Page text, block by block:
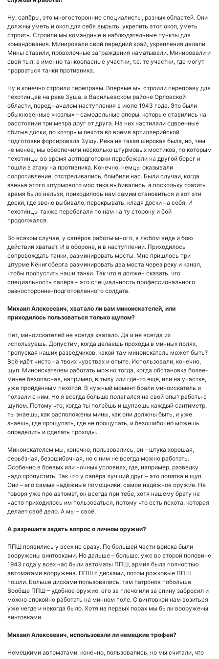
Ну, сапёры, это многосторонние специалисты, разных областей. Они
должны уметь и окоп для себя вырыть, укрепить этот окоп, уметь
строить. Строили мы командные и наблюдательные пункты для
командования. Минировали свой передний край, укрепления делали.
Мины ставили, проволочные заграждения наматывали. Минировали и
свой тыл, а именно танкоопасные участки, т.е. те участки, где могут
прорваться танки противника.
Ну и конечно строили переправы. Впервые мы строили переправу для
пехотинцев на реке Зуша, в Васильевском районе Орловской
области, перед началом наступления в июле 1943 года. Это были
обыкновенные «козлы» – самодельные опоры, которые ставились на
расстоянии три метра друг от друга. На них настилали сдвоенные
сбитые доски, по которым пехота во время артиллерийской
подготовки форсировала Зушу. Река не такая широкая была, но, тем
не менее, мы обеспечили несколько штурмовых мостиков, по которым
пехотинцы во время артподготовки перебежали на другой берег и
пошли в атаку на противника. Конечно, немцы оказывали
сопротивление, отстреливались, бомбили нас. Были случаи, когда
звенья этого штурмового мос тика выбивались, а поскольку тратить
время было нельзя, приходилось нам самим становиться и вот эти
доски, где звено выбивало, перекрывать, кладя доски на себя. И
пехотинцы также перебегали по нам на ту сторону и бой
продолжался.
Во всяком случае, у сапёров работы много, в любом виде и бою
действий хватает. И в обороне, и в наступлении. Приходилось
сопровождать танки, разминировать мосты. Мне пришлось при
штурме Кёнигсберга разминировать два моста через реку и канал,
чтобы пропустить наши танки. Так что я должен сказать, что
специальность сапёра – это специальность профессионального
разносторонне-подготовленного солдата.
Михаил Алексеевич, хватало ли вам миноискателей, или
приходилось пользоваться только щупом?
Нет, миноискателей не всегда хватало. Да и не всегда их
используешь. Допустим, когда делаешь проходы в минных полях,
пропуская наших разведчиков, какой там миноискатель может быть?
Всё идёт чисто на твоих чувствах и опыте. Использовали, конечно,
щуп. Миноискателем работать можно тогда, когда обстановка более-
менее безопасная, например, в тылу или где-то ещё, или на участке,
уже пройдённым пехотой. В нужный момент брали миноискатель и
ползали с ним. Но я всегда больше полагался на свой опыт работы с
щупом. Потому что, когда ты ползёшь и щупаешь каждый сантиметр,
ты знаешь, как расположены мины, как они должны быть, и уже
знаешь, где прощупать, где не прощупать, и безошибочно можешь
определить и сделать проходы.
Миноискателем мы, конечно, пользовались, он – штука хорошая,
серьёзная, безошибочная, но с ним не всегда можно работать.
Особенно в боевых или ночных условиях, где, например, разведку
надо пропустить. Так что у сапёра лучший друг – это лопатка и щуп.
Они – его самые надёжные помощники, самое надёжное оружие. Не
говоря уже про автомат, он всегда при тебе, хотя нашему брату не
часто приходилось им пользоваться, потому что есть пехота, которая
делает своё дело. А мы – своё.
А разрешите задать вопрос о личном оружии?
ППШ появились у всех не сразу. По большей части войска были
вооружены винтовками. Но дальше – больше: уже во второй половине
1943 года у всех нас были автоматы ППШ, армия была полностью
автоматами вооружена. ППШ с дисками, потом рожковые ППШ
пошли. Больше дисками пользовались, там патронов побольше.
Вообще ППШ – удобное оружие, его за плечо или за спину забросил и
можно спокойно работать на минном поле. С винтовкой нам возиться
уже негде и некогда было. Хотя на первых порах мы были вооружены
винтовками.
Михаил Алексеевич, использовали ли немецкие трофеи?
Немецкими автоматами, конечно, пользовались, но мы считали, что